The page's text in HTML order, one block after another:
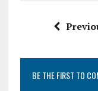
BE THE FIRST TO